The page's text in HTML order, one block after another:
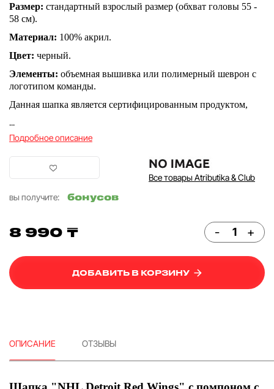
Размер: стандартный взрослый размер (обхват головы 55 -
58 см).
Материал: 100% акрил.
Цвет: черный.
Элементы: объемная вышивка или полимерный шеврон с
логотипом команды.
Данная шапка является сертифицированным продуктом,
...
Подробное описание
Все товары Atributika & Club
вы получите:
бонусов
8 990 ₸ - +
ДОБАВИТЬ В КОРЗИНУ
ОПИСАНИЕ ОТЗЫВЫ